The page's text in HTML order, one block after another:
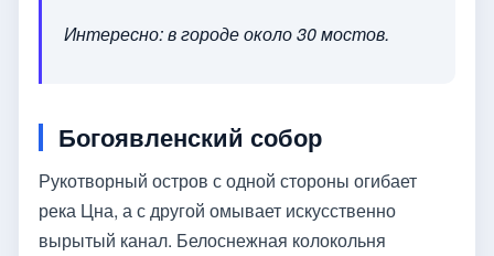
Интересно: в городе около 30 мостов.
Богоявленский собор
Рукотворный остров с одной стороны огибает
река Цна, а с другой омывает искусственно
вырытый канал. Белоснежная колокольня